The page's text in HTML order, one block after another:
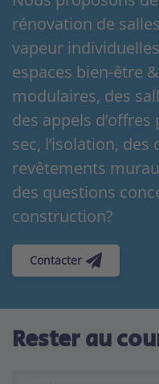
rénovation de
vapeur
espaces bien-être
modulaires, des
des appels
sec, l’isolation,
revêtements
des questions
construction?
Contacter
Rester au